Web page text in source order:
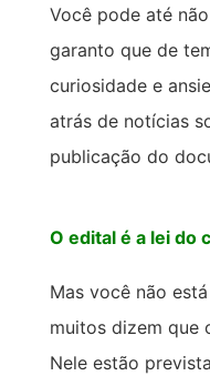
Você pode até
garanto que de
curiosidade e
atrás de notícias
publicação do
O edital é a lei do
Mas você não
muitos dizem que
Nele estão